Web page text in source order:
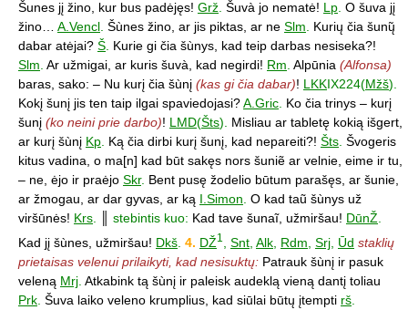
Šunes jį žino, kur bus padėjęs! Grž Šuvà jo nematė! Lp O šuva jį
žino… A.Vencl Šùnes žino, ar jis piktas, ar ne Slm
Kurių čia šunų̃
dabar atėjai? Š Kurie gi čia šùnys, kad teip darbas nesiseka?!
Slm Ar užmigai, ar kuris šuvà, kad negirdi! Rm Alpūnia (Alfonsa)
baras, sako: – Nu kurį čia šùnį (kas gi čia dabar)! LKKIX224(Mžš).
Kokį šunį jis ten taip ilgai spaviedojasi?A.Gric Ko čia trinys – kurį
šunį (ko neini prie darbo)! LMD(Šts).
Misliau ar tabletę kokią išgert,
ar kurį šùnį Kp Ką čia dirbi kurį šunį, kad nepareiti?! Šts Švogeris
kitus vadina, o ma[n] kad būt sakęs nors šuniẽ ar velnie, eime ir tu,
– ne, ėjo ir praėjo Skr. Bent pusę žodelio būtum parašęs, ar šunie,
ar žmogau, ar dar gyvas, ar ką I.Simon O kad taũ šùnys už
viršūnės! Krs stebintis kuo: Kad tave šunaĩ, užmiršau! DūnŽ
Kad jį šùnes, užmiršau! Dkš 4. DŽ1 Snt Alk Rdm Srj Ūd staklių
prietaisas velenui prilaikyti, kad nesisuktų: Patrauk šùnį ir pasuk
veleną Mrj Atkabink tą šùnį ir paleisk audeklą vieną dantį toliau
Prk Šuva laiko veleno krumplius, kad siūlai būtų įtempti rš